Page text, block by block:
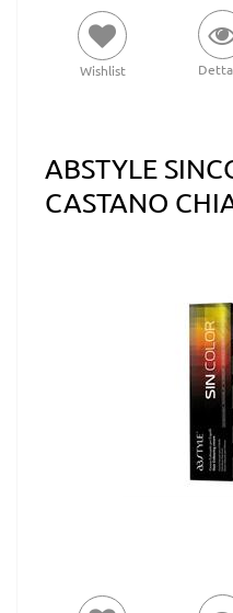
Wishlist
ABSTYLE
CASTANO